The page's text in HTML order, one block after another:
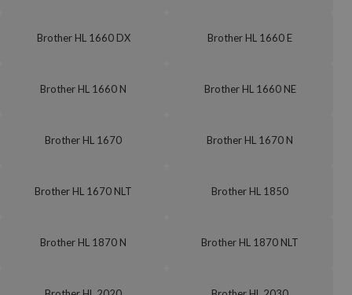
Brother HL 1660 DX Brother HL 1660 E
Brother HL 1660 N Brother HL 1660 NE
Brother HL 1670 Brother HL 1670 N
Brother HL 1670 NLT Brother HL 1850
Brother HL 1870 N Brother HL 1870 NLT